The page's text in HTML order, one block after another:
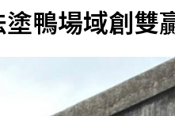
鴨場域創雙